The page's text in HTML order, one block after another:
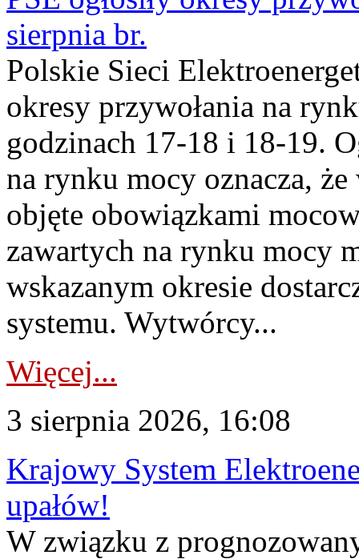
sierpnia br.
Polskie Sieci
okresy przywołania na
godzinach 17-18 i 18-19.
na rynku mocy oznacza,
objęte obowiązkami
zawartych na rynku mocy
wskazanym okresie
systemu. Wytwórcy...
Więcej...
3 sierpnia 2026, 16:08
Krajowy System
upałów!
W związku z